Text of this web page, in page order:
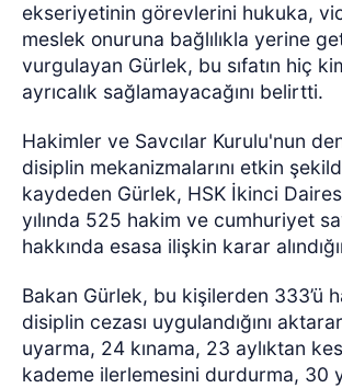
ekseriyetinin görevlerini hukuka,
meslek onuruna bağlılıkla yerine
vurgulayan Gürlek, bu sıfatın hiç
ayrıcalık sağlamayacağını belirtti.
Hakimler ve Savcılar Kurulu'nun
disiplin mekanizmalarını etkin
kaydeden Gürlek, HSK İkinci
yılında 525 hakim ve cumhuriyet
hakkında esasa ilişkin karar
Bakan Gürlek, bu kişilerden 333’ü
disiplin cezası uygulandığını
uyarma, 24 kınama, 23 aylıktan
kademe ilerlemesini durdurma, 30